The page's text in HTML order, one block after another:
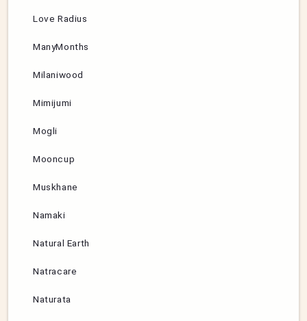
Love Radius
ManyMonths
Milaniwood
Mimijumi
Mogli
Mooncup
Muskhane
Namaki
Natural Earth
Natracare
Naturata